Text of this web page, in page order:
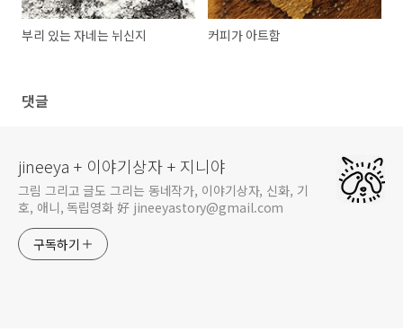
부리 있는 자네는 뉘신지 커피가 아트함
댓글
jineeya + 이야기상자 + 지니야
그림 그리고 글도 그리는 동네작가, 이야기상자, 신화, 기
호, 애니, 독립영화 好 jineeyastory@gmail.com
구독하기